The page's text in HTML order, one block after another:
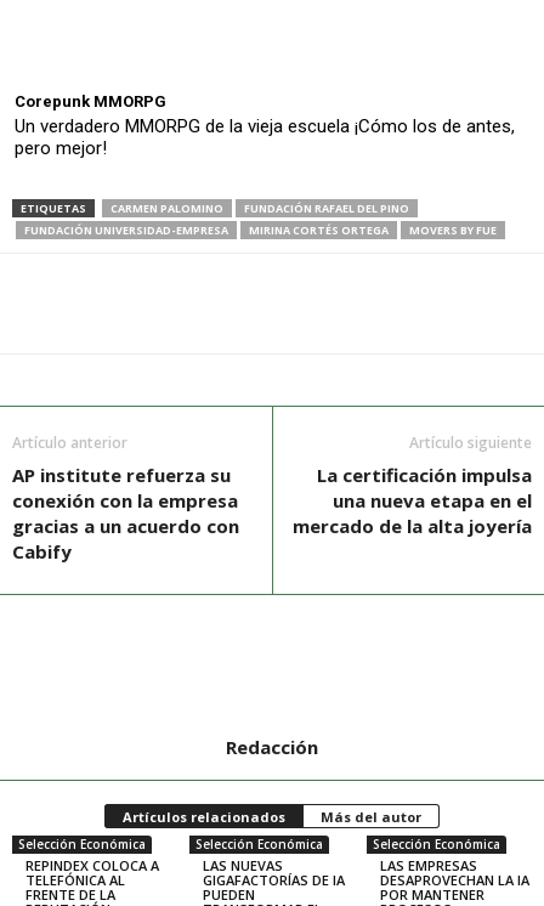
Corepunk MMORPG
Un verdadero MMORPG de la vieja escuela ¡Cómo los de antes,
pero mejor!
ETIQUETAS CARMEN PALOMINO
FUNDACIÓN RAFAEL DEL PINO
FUNDACIÓN UNIVERSIDAD-EMPRESA
MIRINA CORTÉS ORTEGA MOVERS BY FUE
Artículo anterior
AP institute refuerza su
conexión con la empresa
gracias a un acuerdo con
Cabify
Artículo siguiente
La certificación impulsa
una nueva etapa en el
mercado de la alta joyería
Redacción
Artículos relacionados Más del autor
Selección Económica
REPINDEX COLOCA A
TELEFÓNICA AL
FRENTE DE LA
Selección Económica
LAS NUEVAS
GIGAFACTORÍAS DE IA
PUEDEN
Selección Económica
LAS EMPRESAS
DESAPROVECHAN LA IA
POR MANTENER